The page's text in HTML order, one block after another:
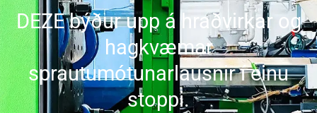
DEZE býður upp á hraðvirkar og
hagkvæmar
sprautumótunarlausnir í einu
stoppi.